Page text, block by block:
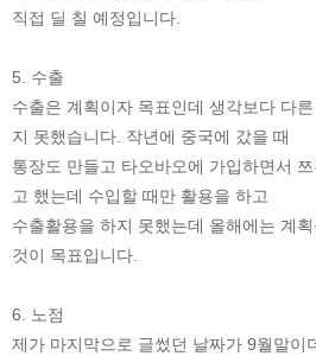
직접 딜 칠 예정입니다.
5. 수출
수출은 계획이자 목표인데 생각보다 다
지 못했습니다. 작년에 중국에 갔을 때
통장도 만들고 타오바오에 가입하면서
고 했는데 수입할 때만 활용을 하고
수출활용을 하지 못했는데 올해에는 계
것이 목표입니다.
6. 노점
제가 마지막으로 글썼던 날짜가 9월말이